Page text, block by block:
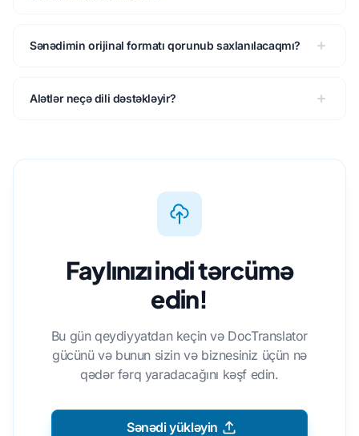
Sənədimin orijinal formatı qorunub saxlanılacaqmı?
Alətlər neçə dili dəstəkləyir?
Faylınızı indi tərcümə
edin!
Bu gün qeydiyyatdan keçin və DocTranslator
gücünü və bunun sizin və biznesiniz üçün nə
qədər fərq yaradacağını kəşf edin.
Sənədi yükləyin